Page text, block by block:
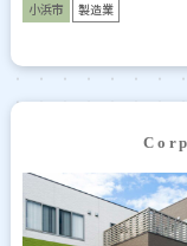
小浜市 製造業